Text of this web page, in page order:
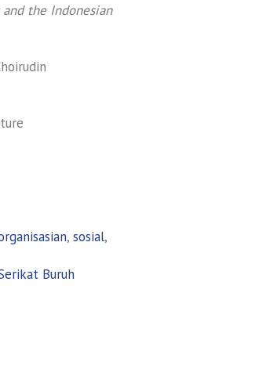
and the Indonesian
, sosial,
Buruh